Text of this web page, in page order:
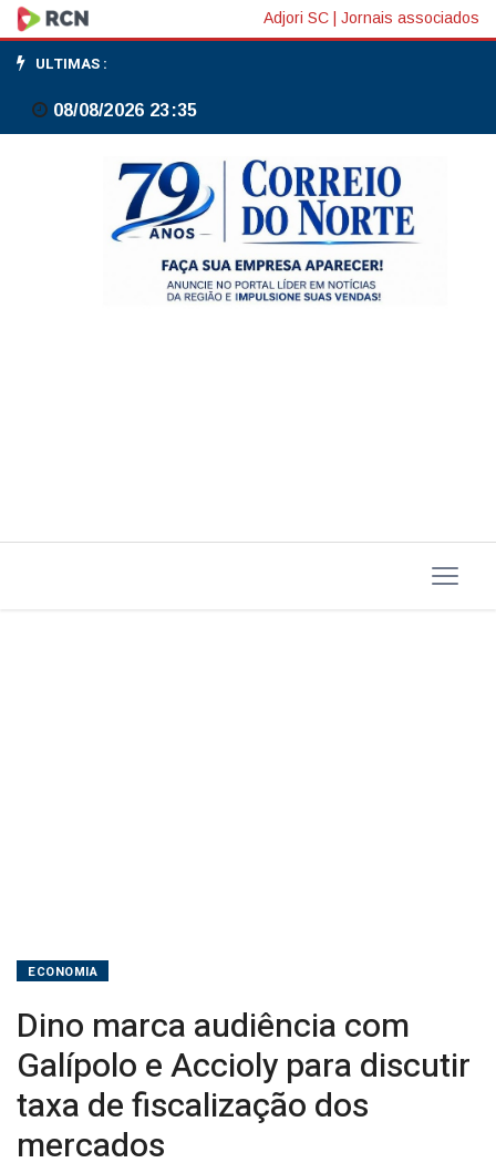
Dino
marca
audiência
Galípolo
fiscalização
Adjori SC Jornais associados
ULTIMAS :
08/08/2026 23:35
ECONOMIA
Dino marca audiência com
Galípolo e Accioly para discutir
taxa de fiscalização dos
mercados